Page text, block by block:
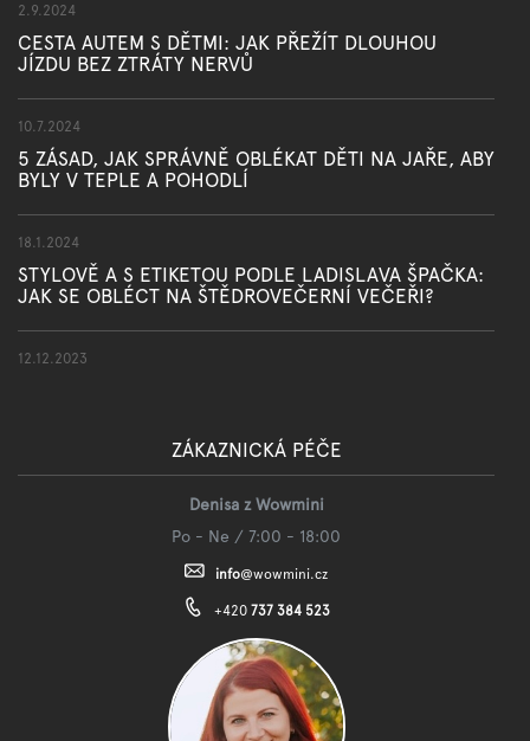
2.9.2024
CESTA AUTEM S DĚTMI: JAK PŘEŽÍT DLOUHOU
JÍZDU BEZ ZTRÁTY NERVŮ
10.7.2024
5 ZÁSAD, JAK SPRÁVNĚ OBLÉKAT DĚTI NA JAŘE, ABY
BYLY V TEPLE A POHODLÍ
18.1.2024
STYLOVĚ A S ETIKETOU PODLE LADISLAVA ŠPAČKA:
JAK SE OBLÉCT NA ŠTĚDROVEČERNÍ VEČEŘI?
12.12.2023
ZÁKAZNICKÁ PÉČE
Denisa z Wowmini
Po - Ne / 7:00 - 18:00
info@wowmini.cz
+420 737 384 523